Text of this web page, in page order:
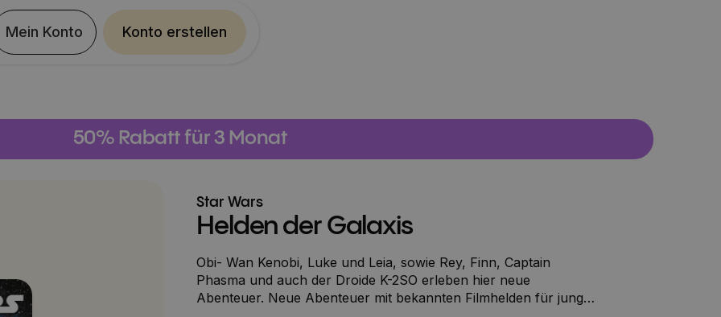
Mein Konto Konto erstellen
50% Rabatt für 3 Monat
Star Wars
Helden der Galaxis
Obi- Wan Kenobi, Luke und Leia, sowie Rey, Finn, Captain
Phasma und auch der Droide K-2SO erleben hier neue
Abenteuer. Neue Abenteuer mit bekannten Filmhelden für junge